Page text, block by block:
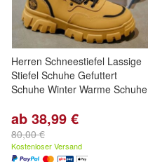
Herren Schneestiefel Lassige
Stiefel Schuhe Gefuttert
Schuhe Winter Warme Schuhe
ab 38,99 €
80,00 €
Kostenloser Versand